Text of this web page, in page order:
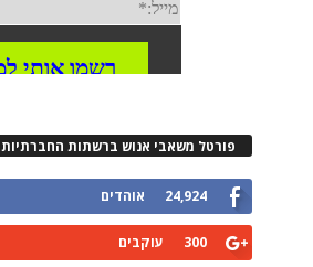
פורטל משאבי אנוש ברשתות החברתיות
24,924 אוהדים
300 עוקבים